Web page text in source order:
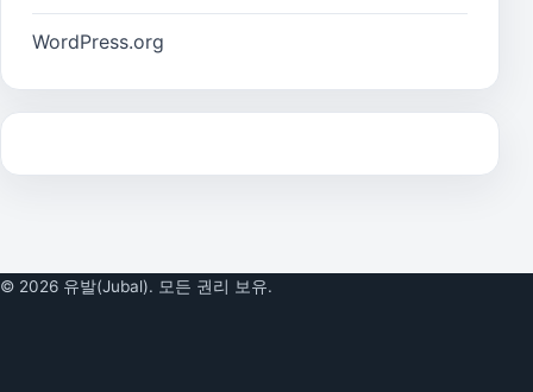
WordPress.org
© 2026 유발(Jubal). 모든 권리 보유.